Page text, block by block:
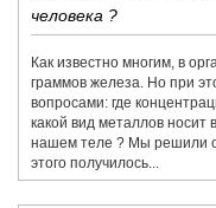
человека ?
Как известно многим, в
граммов железа. Но при
вопросами: где
какой вид металлов носит
нашем теле ? Мы решили
этого получилось...